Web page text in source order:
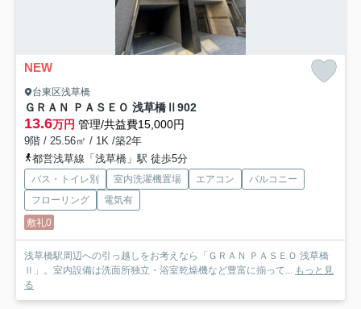
NEW
台東区浅草橋
ＧＲＡＮ ＰＡＳＥＯ 浅草橋Ⅱ 902
13.6万円 管理/共益費15,000円
9階 / 25.56㎡ / 1K /築2年
都営浅草線「浅草橋」駅 徒歩5分
バス・トイレ別 室内洗濯機置場 エアコン
バルコニー
フローリング
電気有
敷礼0
浅草橋駅周辺への引っ越しをお考えなら「ＧＲＡＮ ＰＡＳＥＯ 浅草橋
Ⅱ」。室内設備は洗面所独立・浴室乾燥機など豊富に揃って... もっと見
る